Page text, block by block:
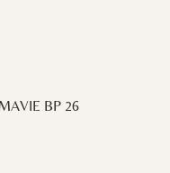
BP 26